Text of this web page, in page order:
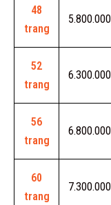
48
trang
5.800.000
52
trang
6.300.000
56
trang
6.800.000
60
trang
7.300.000